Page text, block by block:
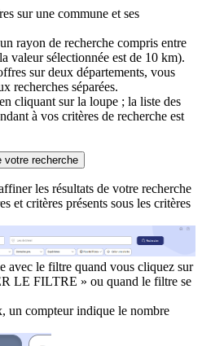
sur une commune et ses
rayon de recherche compris entre
valeur sélectionnée est de 10 km).
sur deux départements, vous
recherches séparées.
cliquant sur la loupe ; la liste des
à vos critères de recherche est
votre recherche
les résultats de votre recherche
et critères présents sous les critères
avec le filtre quand vous cliquez sur
LE FILTRE » ou quand le filtre se
un compteur indique le nombre